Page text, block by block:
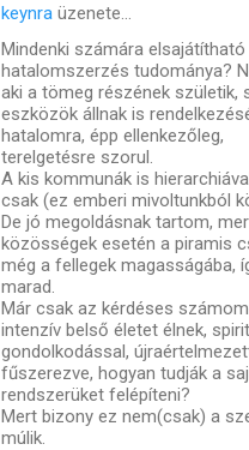
keynra üzenete…
Mindenki számára elsajátítható
hatalomszerzés tudománya?
aki a tömeg részének születik,
eszközök állnak is
hatalomra, épp ellenkezőleg,
terelgetésre szorul.
A kis kommunák is
csak (ez emberi mivoltunkból
De jó megoldásnak tartom,
közösségek esetén a piramis
még a fellegek magasságába,
marad.
Már csak az kérdéses
intenzív belső életet élnek,
gondolkodással,
fűszerezve, hogyan tudják a
rendszerüket felépíteni?
Mert bizony ez nem(csak) a
múlik.